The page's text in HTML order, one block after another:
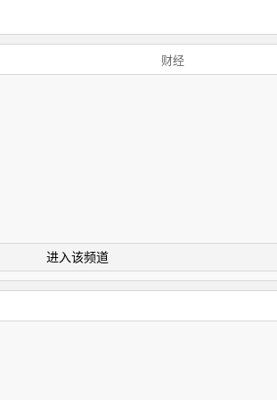
财经
进入该频道